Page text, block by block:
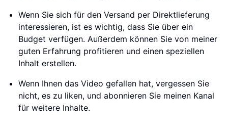
Wenn Sie sich für den Versand per Direktlieferung
interessieren, ist es wichtig, dass Sie über ein
Budget verfügen. Außerdem können Sie von meiner
guten Erfahrung profitieren und einen speziellen
Inhalt erstellen.
Wenn Ihnen das Video gefallen hat, vergessen Sie
nicht, es zu liken, und abonnieren Sie meinen Kanal
für weitere Inhalte.